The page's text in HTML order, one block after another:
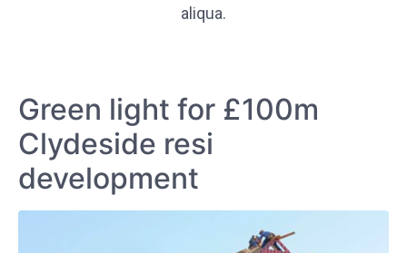
aliqua.
Green light for £100m
Clydeside resi
development